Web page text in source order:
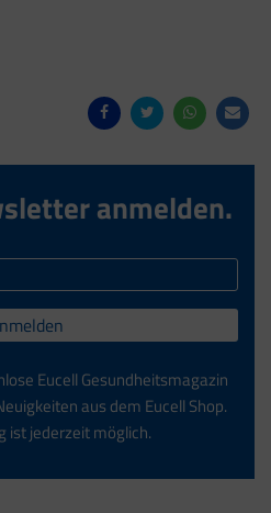
anmelden.
Eucell Gesundheitsmagazin
aus dem Eucell Shop.
ist jederzeit möglich.